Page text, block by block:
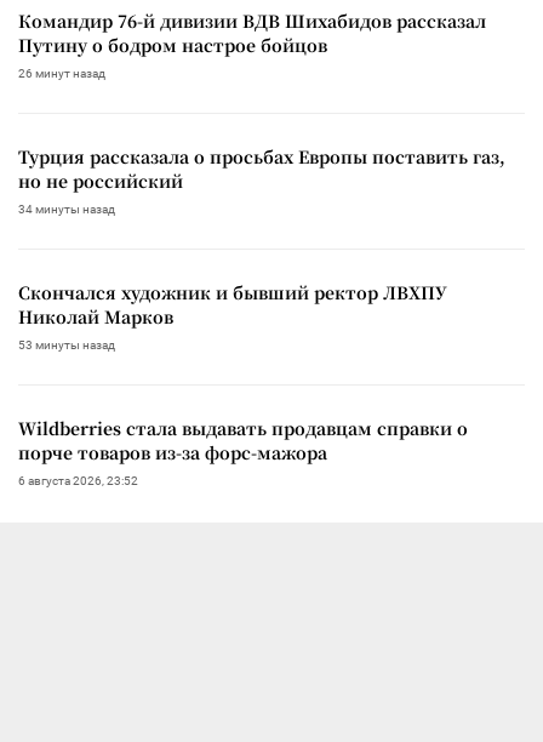
Командир 76-й дивизии ВДВ Шихабидов рассказал
Путину о бодром настрое бойцов
26 минут назад
Турция рассказала о просьбах Европы поставить газ,
но не российский
34 минуты назад
Скончался художник и бывший ректор ЛВХПУ
Николай Марков
53 минуты назад
Wildberries стала выдавать продавцам справки о
порче товаров из-за форс-мажора
6 августа 2026, 23:52